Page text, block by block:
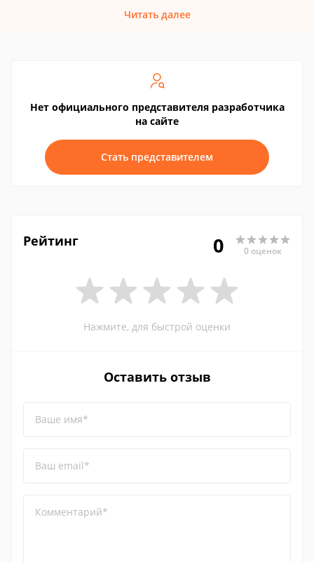
Читать далее
Нет официального представителя разработчика
на сайте
Стать представителем
Рейтинг 0 0 оценок
Нажмите, для быстрой оценки
Оставить отзыв
Ваше имя*
Ваш email*
Комментарий*